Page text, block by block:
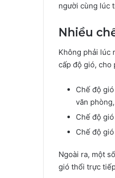
người cùng lúc
Nhiều
Không phải lúc
cấp độ gió, cho
Chế độ
văn
Chế độ
Chế độ
Ngoài ra, một
gió thổi trực